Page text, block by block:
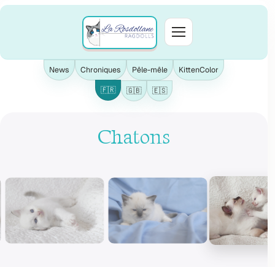
Aller
Menu
News Chroniques Pêle-mêle
KittenColor
🇫🇷
🇬🇧 🇪🇸
Chatons